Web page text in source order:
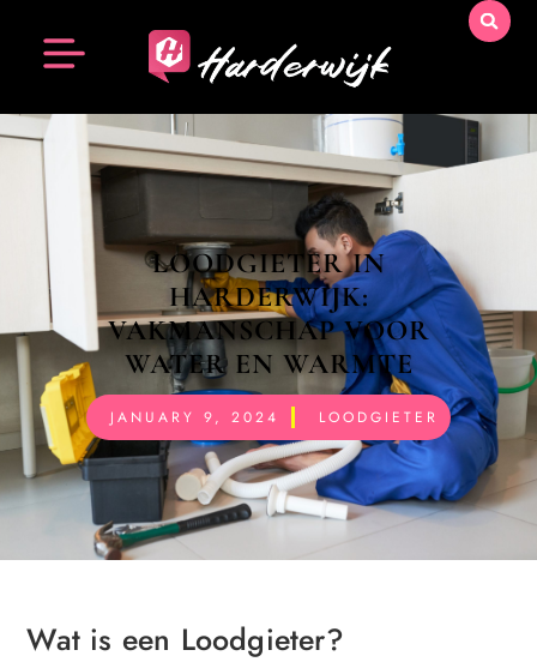
LOODGIETER IN
HARDERWIJK:
VAKMANSCHAP VOOR
WATER EN WARMTE
JANUARY 9, 2024 LOODGIETER
Wat is een Loodgieter?